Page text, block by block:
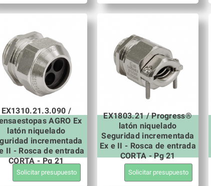
EX1310.21.3.090 /
AGRO Ex
latón niquelado
incrementada
II - Rosca de entrada
CORTA - Pg 21
Solicitar presupuesto
EX1803.21 / Progress®
latón niquelado
Seguridad incrementada
Ex e II - Rosca de entrada
CORTA - Pg 21
Solicitar presupuesto